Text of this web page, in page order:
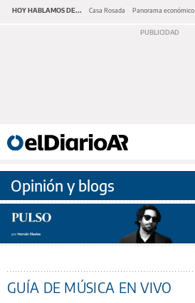
HOY HABLAMOS DE... Casa Rosada Panorama económico
Opinión y blogs
GUÍA DE MÚSICA EN VIVO